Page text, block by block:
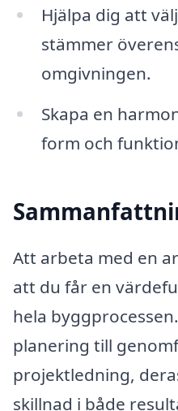
Hjälpa dig att
stämmer
omgivningen.
Skapa en
form och
Att arbeta med en
att du får en
hela
planering till
projektledning,
skillnad i både